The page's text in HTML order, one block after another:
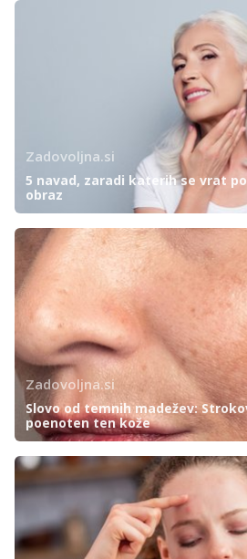
Zadovoljna.si
5 navad, zaradi katerih se vrat
obraz
Zadovoljna.si
Slovo od temnih madežev:
poenoten ten kože